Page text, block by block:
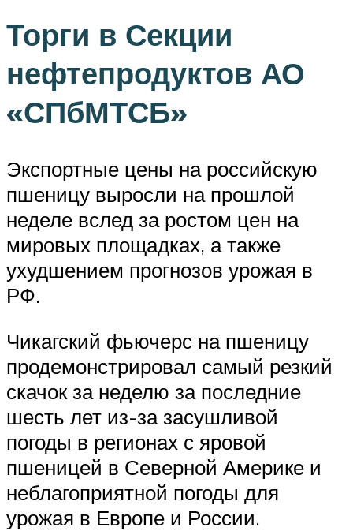
Торги в Секции
нефтепродуктов АО
«СПбМТСБ»
Экспортные цены на российскую
пшеницу выросли на прошлой
неделе вслед за ростом цен на
мировых площадках, а также
ухудшением прогнозов урожая в
РФ.
Чикагский фьючерс на пшеницу
продемонстрировал самый резкий
скачок за неделю за последние
шесть лет из-за засушливой
погоды в регионах с яровой
пшеницей в Северной Америке и
неблагоприятной погоды для
урожая в Европе и России.